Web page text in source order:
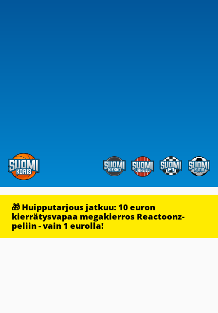
🎁 Huipputarjous jatkuu: 10 euron
kierrätysvapaa megakierros Reactoonz-
peliin - vain 1 eurolla!